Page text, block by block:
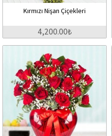
Kırmızı Nişan Çiçekleri
4,200.00₺